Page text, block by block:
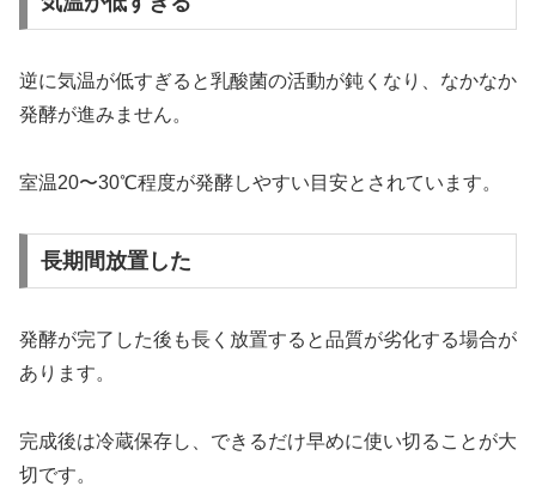
逆に気温が低すぎると乳酸菌の活動が鈍くなり、なかなか
発酵が進みません。
室温20〜30℃程度が発酵しやすい目安とされています。
長期間放置した
発酵が完了した後も長く放置すると品質が劣化する場合が
あります。
完成後は冷蔵保存し、できるだけ早めに使い切ることが大
切です。